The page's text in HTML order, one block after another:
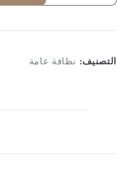
دور
التصنيف: نظافة عامة